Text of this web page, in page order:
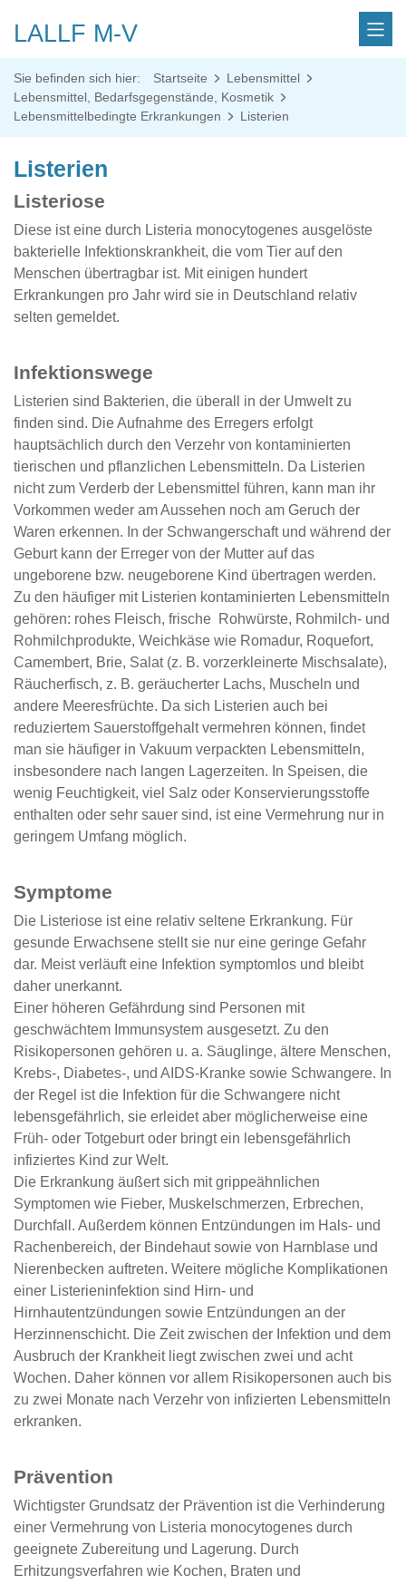
LALLF M-V
Sie befinden sich hier: Startseite
Lebensmittel
Lebensmittel, Bedarfsgegenstände, Kosmetik
Lebensmittelbedingte Erkrankungen
Listerien
Listerien
Listeriose
Diese ist eine durch Listeria monocytogenes ausgelöste
bakterielle Infektionskrankheit, die vom Tier auf den
Menschen übertragbar ist. Mit einigen hundert
Erkrankungen pro Jahr wird sie in Deutschland relativ
selten gemeldet.
Infektionswege
Listerien sind Bakterien, die überall in der Umwelt zu
finden sind. Die Aufnahme des Erregers erfolgt
hauptsächlich durch den Verzehr von kontaminierten
tierischen und pflanzlichen Lebensmitteln. Da Listerien
nicht zum Verderb der Lebensmittel führen, kann man ihr
Vorkommen weder am Aussehen noch am Geruch der
Waren erkennen. In der Schwangerschaft und während der
Geburt kann der Erreger von der Mutter auf das
ungeborene bzw. neugeborene Kind übertragen werden.
Zu den häufiger mit Listerien kontaminierten Lebensmitteln
gehören: rohes Fleisch, frische Rohwürste, Rohmilch- und
Rohmilchprodukte, Weichkäse wie Romadur, Roquefort,
Camembert, Brie, Salat (z. B. vorzerkleinerte Mischsalate),
Räucherfisch, z. B. geräucherter Lachs, Muscheln und
andere Meeresfrüchte. Da sich Listerien auch bei
reduziertem Sauerstoffgehalt vermehren können, findet
man sie häufiger in Vakuum verpackten Lebensmitteln,
insbesondere nach langen Lagerzeiten. In Speisen, die
wenig Feuchtigkeit, viel Salz oder Konservierungsstoffe
enthalten oder sehr sauer sind, ist eine Vermehrung nur in
geringem Umfang möglich.
Symptome
Die Listeriose ist eine relativ seltene Erkrankung. Für
gesunde Erwachsene stellt sie nur eine geringe Gefahr
dar. Meist verläuft eine Infektion symptomlos und bleibt
daher unerkannt.
Einer höheren Gefährdung sind Personen mit
geschwächtem Immunsystem ausgesetzt. Zu den
Risikopersonen gehören u. a. Säuglinge, ältere Menschen,
Krebs-, Diabetes-, und AIDS-Kranke sowie Schwangere. In
der Regel ist die Infektion für die Schwangere nicht
lebensgefährlich, sie erleidet aber möglicherweise eine
Früh- oder Totgeburt oder bringt ein lebensgefährlich
infiziertes Kind zur Welt.
Die Erkrankung äußert sich mit grippeähnlichen
Symptomen wie Fieber, Muskelschmerzen, Erbrechen,
Durchfall. Außerdem können Entzündungen im Hals- und
Rachenbereich, der Bindehaut sowie von Harnblase und
Nierenbecken auftreten. Weitere mögliche Komplikationen
einer Listerieninfektion sind Hirn- und
Hirnhautentzündungen sowie Entzündungen an der
Herzinnenschicht. Die Zeit zwischen der Infektion und dem
Ausbruch der Krankheit liegt zwischen zwei und acht
Wochen. Daher können vor allem Risikopersonen auch bis
zu zwei Monate nach Verzehr von infizierten Lebensmitteln
erkranken.
Prävention
Wichtigster Grundsatz der Prävention ist die Verhinderung
einer Vermehrung von Listeria monocytogenes durch
geeignete Zubereitung und Lagerung. Durch
Erhitzungsverfahren wie Kochen, Braten und